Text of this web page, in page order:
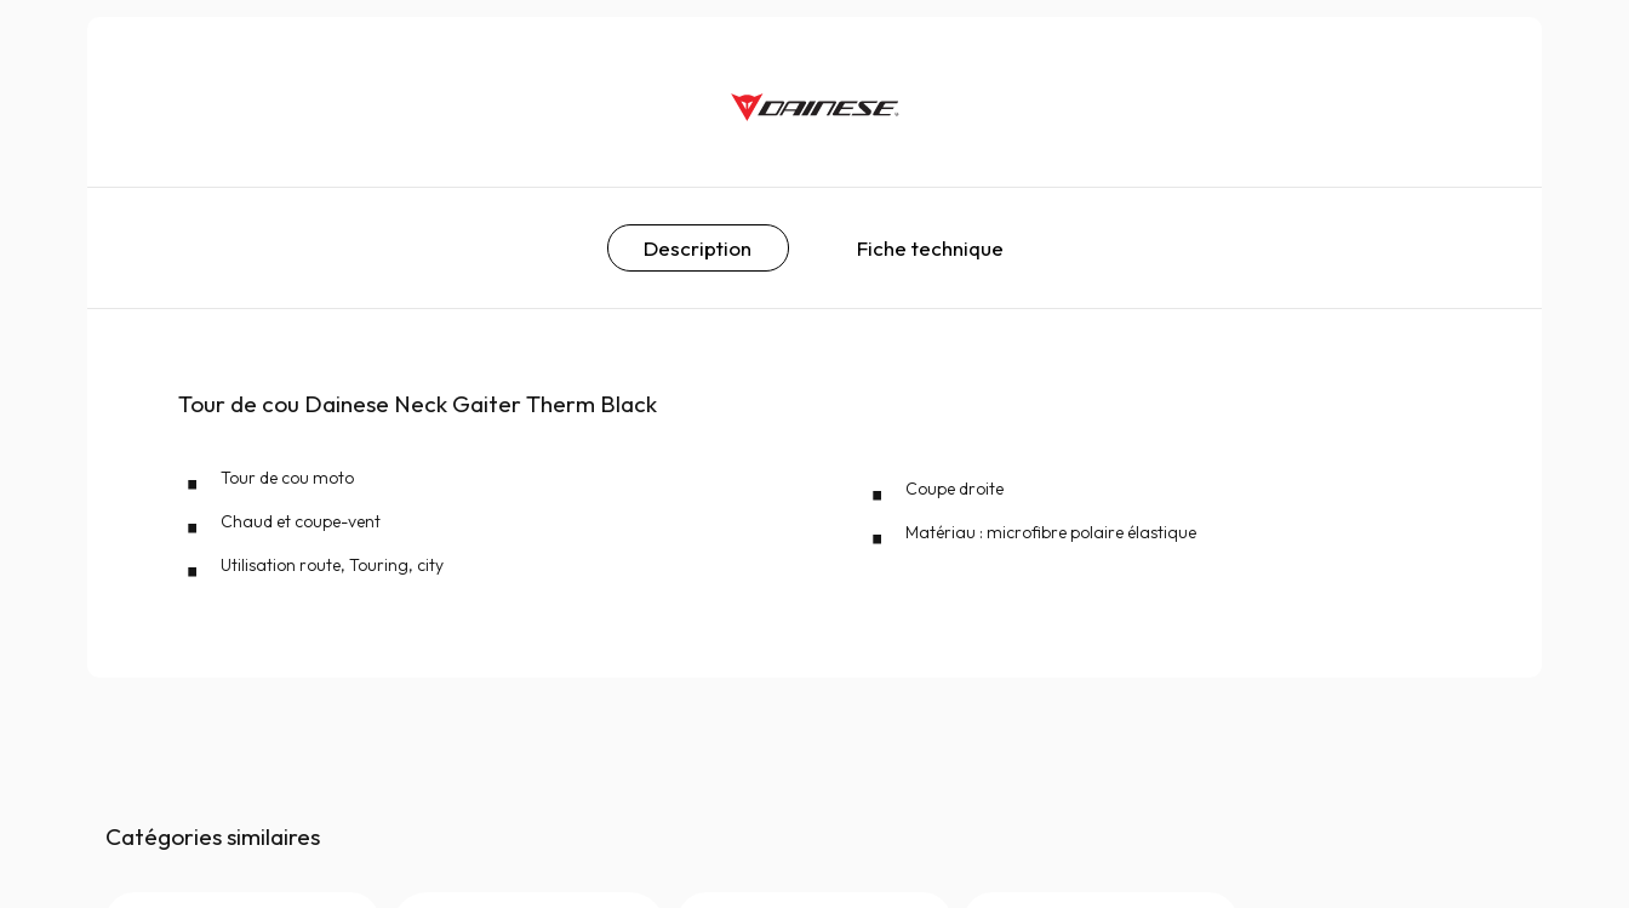
Description Fiche technique
Tour de cou Dainese Neck Gaiter Therm Black
Tour de cou moto
Chaud et coupe-vent
Utilisation route, Touring, city
Coupe droite
Matériau : microfibre polaire élastique
Catégories similaires